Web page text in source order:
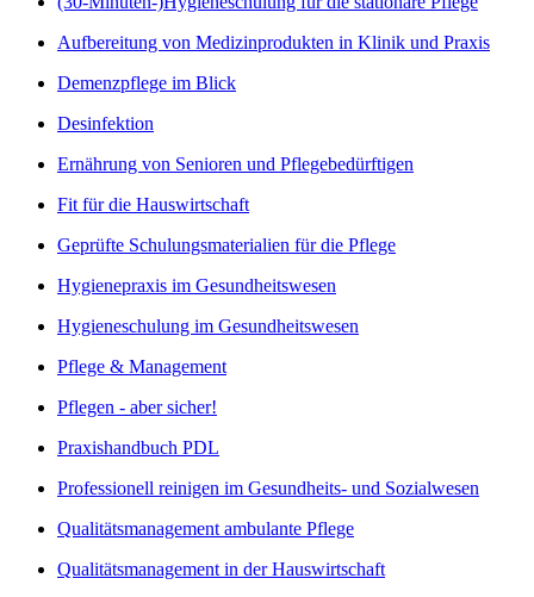
Aufbereitung von Medizinprodukten in Klinik und Praxis
Demenzpflege im Blick
Desinfektion
Ernährung von Senioren und Pflegebedürftigen
Fit für die Hauswirtschaft
Geprüfte Schulungsmaterialien für die Pflege
Hygienepraxis im Gesundheitswesen
Hygieneschulung im Gesundheitswesen
Pflege & Management
Pflegen - aber sicher!
Praxishandbuch PDL
Professionell reinigen im Gesundheits- und Sozialwesen
Qualitätsmanagement ambulante Pflege
Qualitätsmanagement in der Hauswirtschaft